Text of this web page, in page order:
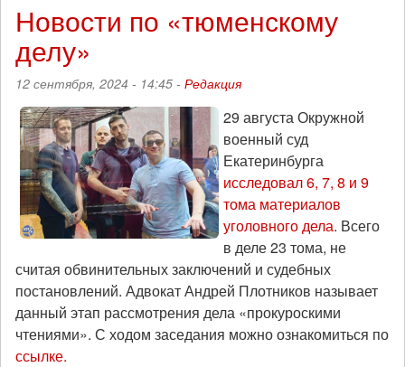
с
вег-
заключенными
пройдет
в
Хельсинки
2
ноября
Новости по «тюменскому
делу»
12 сентября, 2024 - 14:45 - Редакция
29 августа Окружной
военный суд
Екатеринбурга
исследовал 6, 7, 8 и 9
тома материалов
уголовного дела. Всего
в деле 23 тома, не
считая обвинительных заключений и судебных
постановлений. Адвокат Андрей Плотников называет
данный этап рассмотрения дела «прокуроскими
чтениями». С ходом заседания можно ознакомиться по
ссылке.